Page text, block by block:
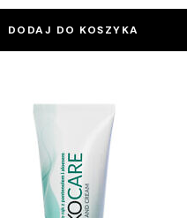
DODAJ DO KOSZYKA